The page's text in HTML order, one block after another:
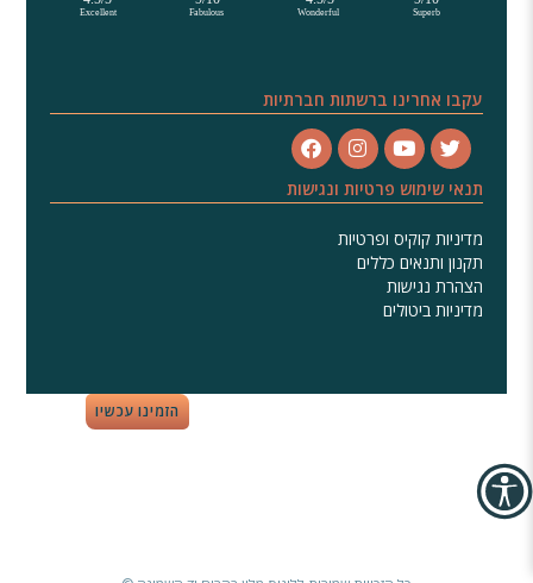
עקבו אחרינו ברשתות חברתיות
תנאי שימוש פרטיות ונגישות
מדיניות קוקיס ופרטיות
תקנון ותנאים כללים
הצהרת נגישות
מדיניות ביטולים
הזמינו עכשיו